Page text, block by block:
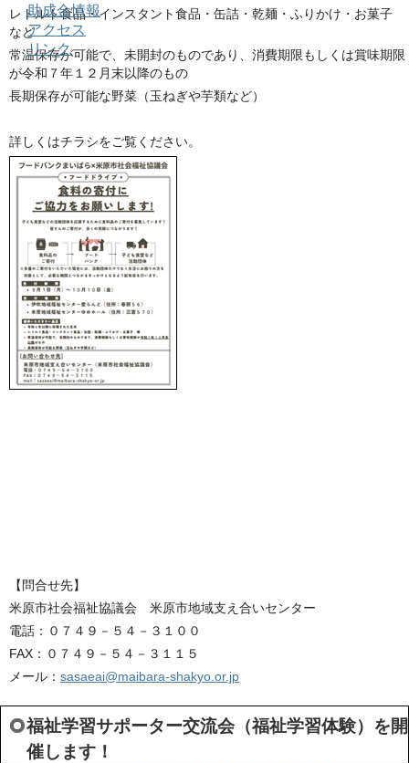
助成金情報
アクセス
リンク
レトルト食品・インスタント食品・缶詰・乾麺・ふりかけ・お菓子
など
常温保存が可能で、未開封のものであり、消費期限もしくは賞味期限
が令和７年１２月末以降のもの
長期保存が可能な野菜（玉ねぎや芋類など）
詳しくはチラシをご覧ください。
【問合せ先】
米原市社会福祉協議会 米原市地域支え合いセンター
電話：０７４９－５４－３１００
FAX：０７４９－５４－３１１５
メール： sasaeai@maibara-shakyo.or.jp
福祉学習サポーター交流会（福祉学習体験）を開
催します！